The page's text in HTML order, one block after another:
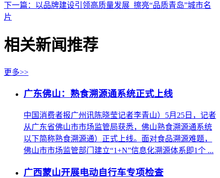
下一篇：以品牌建设引领高质量发展 擦亮“品质青岛”城市名
片
相关新闻推荐
更多>>
广东佛山：熟食溯源通系统正式上线
中国消费者报广州讯陈晓莹记者李青山）5月25日，记者
从广东省佛山市市场监管局获悉，佛山熟食溯源通系统
以下简称熟食溯源通）正式上线。面对食品溯源难题，
佛山市市场监管部门建立“1+N”信息化溯源体系即1个 ...
广西蒙山开展电动自行车专项检查